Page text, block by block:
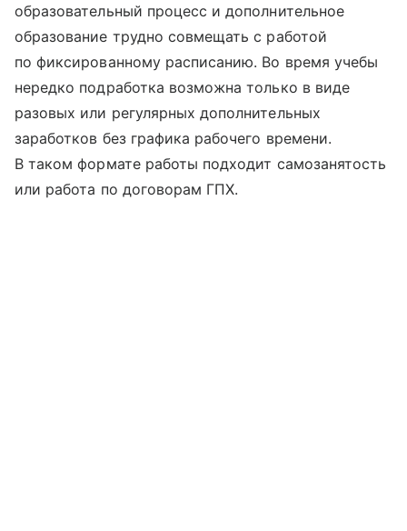
образовательный процесс и дополнительное
образование трудно совмещать с работой
по фиксированному расписанию. Во время учебы
нередко подработка возможна только в виде
разовых или регулярных дополнительных
заработков без графика рабочего времени.
В таком формате работы подходит самозанятость
или работа по договорам ГПХ.